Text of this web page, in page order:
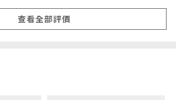
查看全部評價